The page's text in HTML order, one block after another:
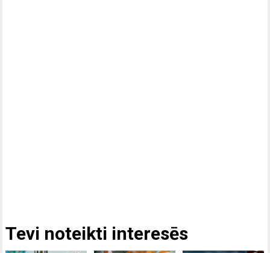
Tevi noteikti interesēs